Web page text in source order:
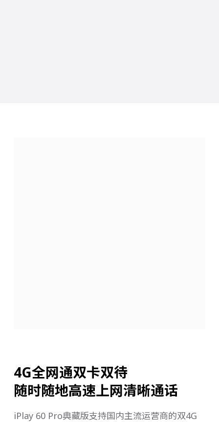
4G全网通双卡双待
随时随地高速上网清晰通话
iPlay 60 Pro典藏版支持国内主流运营商的双4G